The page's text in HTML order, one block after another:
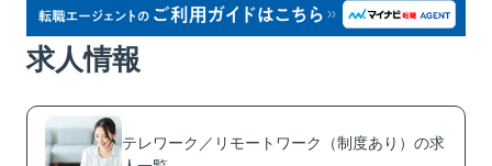
求人情報
テレワーク／リモートワーク（制度あり）の求